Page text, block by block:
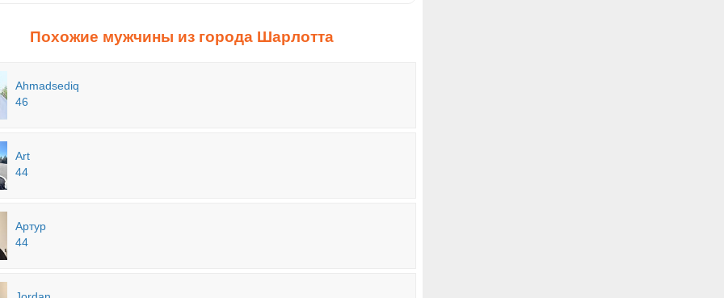
Похожие мужчины из города Шарлотта
Ahmadsediq
46
Art
44
Артур
44